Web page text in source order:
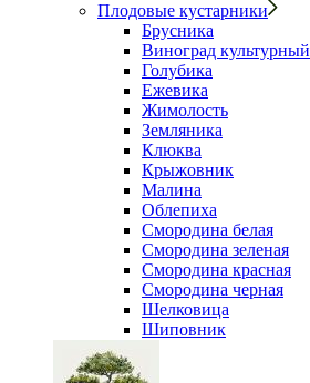
Плодовые кустарники
Брусника
Виноград культурный
Голубика
Ежевика
Жимолость
Земляника
Клюква
Крыжовник
Малина
Облепиха
Смородина белая
Смородина зеленая
Смородина красная
Смородина черная
Шелковица
Шиповник